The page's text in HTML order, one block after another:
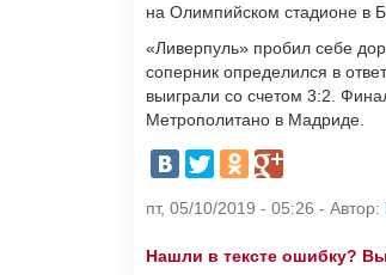
на Олимпийском стадионе в
«Ливерпуль» пробил себе
соперник определился в
выиграли со счетом 3:2.
Метрополитано в Мадриде.
пт, 05/10/2019 - 05:26 - Автор:
Нашли в тексте ошибку?